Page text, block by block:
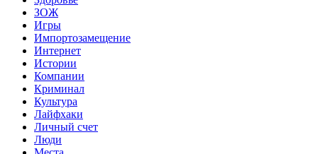
ЗОЖ
Игры
Импортозамещение
Интернет
Истории
Компании
Криминал
Культура
Лайфхаки
Личный счет
Люди